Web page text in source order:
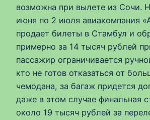
возможна при вылете из Сочи.
июня по 2 июля авиакомпания
продает билеты в Стамбул и
примерно за 14 тысяч рублей
пассажир ограничивается
кто не готов отказаться от
чемодана, за багаж придется
даже в этом случае финальная
около 19 тысяч рублей за